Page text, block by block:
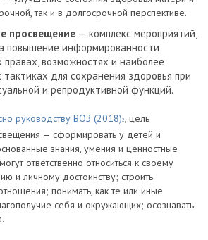
так и в долгосрочной перспективе.
просвещение — комплекс мероприятий,
повышение информированности
возможностях и наиболее
для сохранения здоровья при
и репродуктивной функций.
руководству ВОЗ (2018)2, цель
— сформировать у детей и
знания, умения и ценностные
ответственно относиться к своему
и личному достоинству; строить
понимать, как те или иные
себя и окружающих; осознавать